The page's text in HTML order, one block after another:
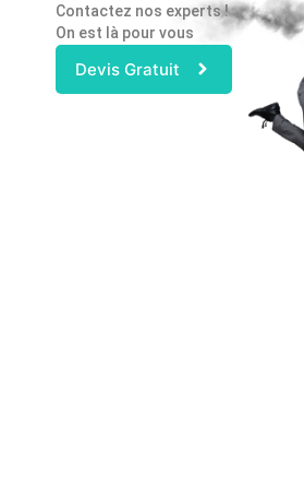
Contactez nos experts !
On est là pour vous
Devis Gratuit